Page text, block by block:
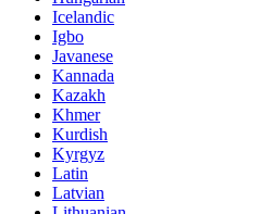
Icelandic
Igbo
Javanese
Kannada
Kazakh
Khmer
Kurdish
Kyrgyz
Latin
Latvian